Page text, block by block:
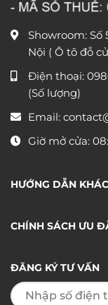
Showroom: Số
Nội ( Ô tô đỗ
Điện thoại:
(Số lượng)
Email:
Giờ mở cửa:
HƯỚNG DẪN
CHÍNH SÁCH ƯU
ĐĂNG KÝ TƯ VẤN